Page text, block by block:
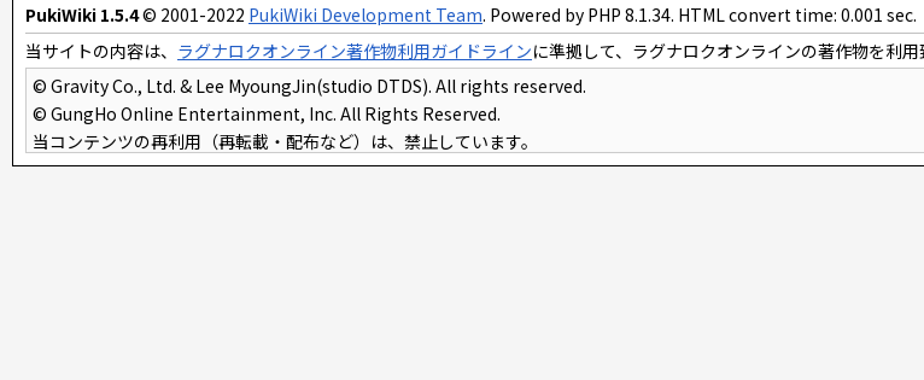
PukiWiki 1.5.4© 2001-2022 PukiWiki Development Team. Powered by PHP 8.1.34. HTML convert time: 0.001 sec.
当サイトの内容は、 ラグナロクオンライン著作物利用ガイドラインに準拠して、ラグナロクオンラインの著作物を利用
© Gravity Co., Ltd. & Lee MyoungJin(studio DTDS). All rights reserved.
© GungHo Online Entertainment, Inc. All Rights Reserved.
当コンテンツの再利用（再転載・配布など）は、禁止しています。